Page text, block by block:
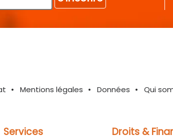
Mentions légales Données Qui
Services Droits &